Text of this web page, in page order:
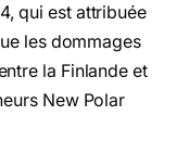
qui est attribuée
les dommages
la Finlande et
New Polar